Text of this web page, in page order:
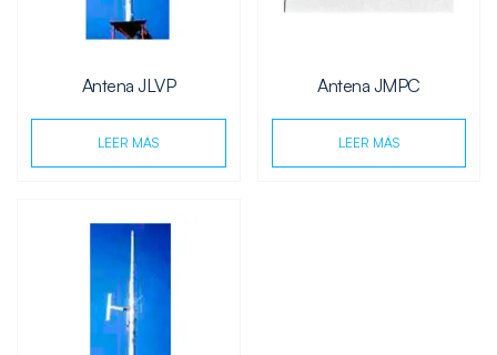
Antena JLVP
LEER MÁS
Antena JMPC
LEER MÁS